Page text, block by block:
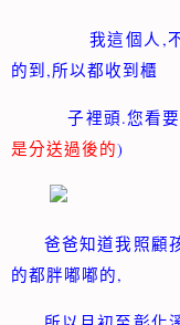
我這個人 ,
的到 ,所以都收到櫃
子裡頭.您看
是分送過後的)
爸爸知道我照顧
的都胖嘟嘟的,